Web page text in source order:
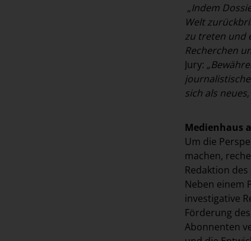
„Indem
Welt
zu treten und
Recherchen
Jury:
sich als
Medienhaus
Um die
machen,
Redaktion
Neben einem
investigative
Förderung
Abonnenten